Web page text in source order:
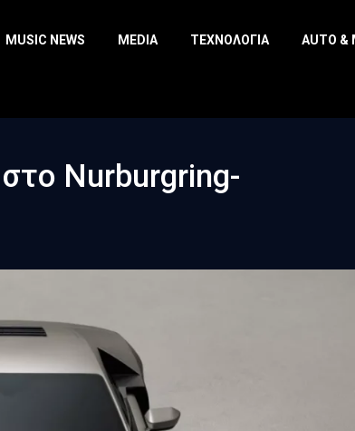
MUSIC NEWS MEDIA ΤΕΧΝΟΛΟΓΊΑ AUTO &
Nurburgring-